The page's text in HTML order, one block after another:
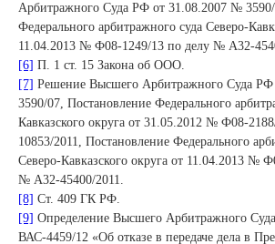
Арбитражного Суда РФ от 31.08.2007 №
Федерального арбитражного суда Северо-
11.04.2013 № Ф08-1249/13 по делу № А32-
[6] П. 1 ст. 15 Закона об ООО.
[7] Решение Высшего Арбитражного Суда
3590/07, Постановление Федерального
Кавказского округа от 31.05.2012 № Ф08-
10853/2011, Постановление Федерального
Северо-Кавказского округа от 11.04.2013 №
№ А32-45400/2011.
[8] Ст. 409 ГК РФ.
[9] Определение Высшего Арбитражного
ВАС-4459/12 «Об отказе в передаче дела в